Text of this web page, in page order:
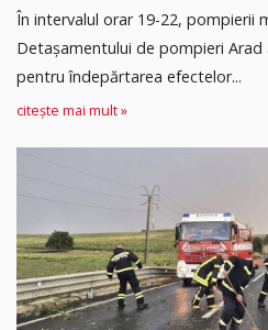
În intervalul orar 19-22, pompierii
Detașamentului de pompieri
pentru îndepărtarea efectelor...
citește mai mult »